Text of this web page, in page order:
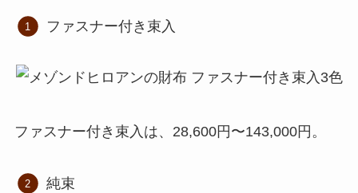
ファスナー付き束入
ファスナー付き束入は、28,600円〜143,000円。
純束